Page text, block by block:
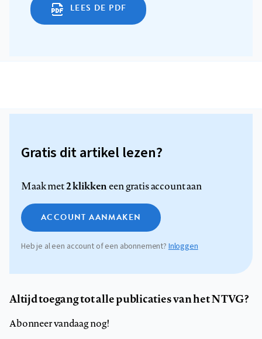
LEES DE PDF
Gratis dit artikel lezen?
Maak met2 klikkeneen gratis account aan
ACCOUNT AANMAKEN
Heb je al een account of een abonnement? Inloggen
Altijd toegang tot alle publicaties van het NTVG?
Abonneer vandaag nog!